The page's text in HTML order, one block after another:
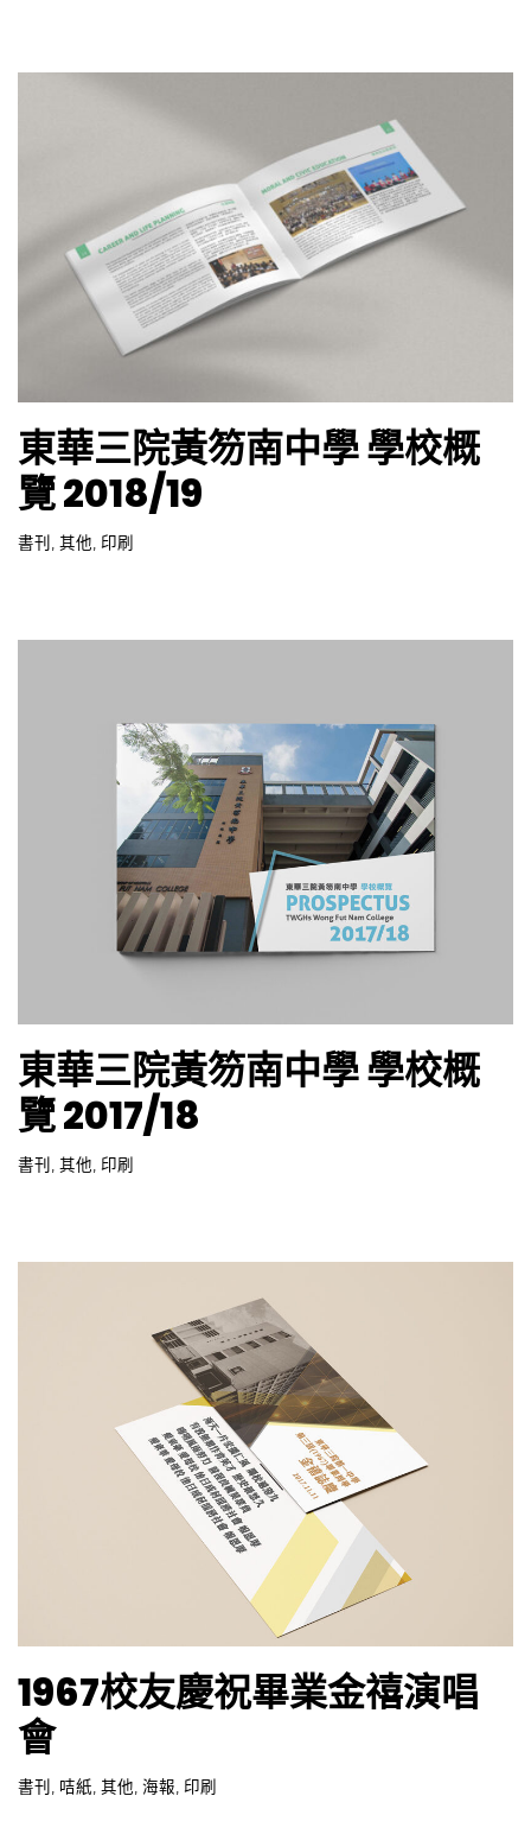
東華三院黃笏南中學 學校概
覽 2018/19
書刊 其他 印刷
東華三院黃笏南中學 學校概
覽 2017/18
書刊 其他 印刷
1967校友慶祝畢業金禧演唱
會
書刊 咭紙 其他 海報 印刷